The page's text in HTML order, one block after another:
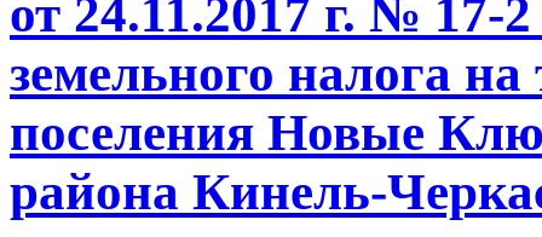
от 24.11.2017 г. № 17-
земельного налога
поселения Новые
района Кинель-